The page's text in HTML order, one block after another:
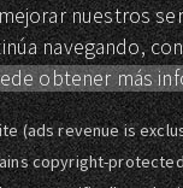
nuestros
navegando,
obtener más
(ads revenue is
copyright-